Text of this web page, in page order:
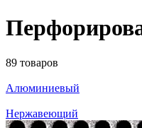
89 товаров
Алюминиевый
Нержавеющий